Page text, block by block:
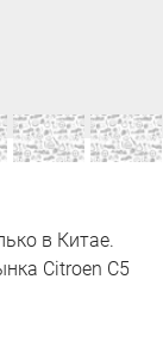
в Китае.
Citroen C5